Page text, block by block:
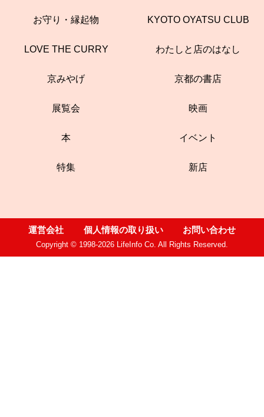
お守り・縁起物 KYOTO OYATSU CLUB
LOVE THE CURRY わたしと店のはなし
京みやげ 京都の書店
展覧会 映画
本 イベント
特集 新店
運営会社 個人情報の取り扱い お問い合わせ
Copyright © 1998-2026 LifeInfo Co. All Rights Reserved.